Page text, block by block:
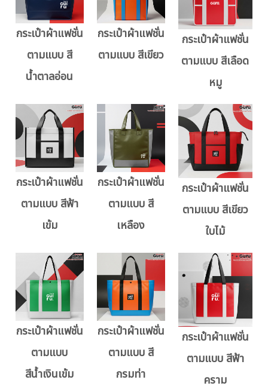
กระเป๋าผ้าแฟชั่น
ตามแบบ สี
น้ำตาลอ่อน
กระเป๋าผ้าแฟชั่น
ตามแบบ สีเขียว
กระเป๋าผ้าแฟชั่น
ตามแบบ สีเลือด
หมู
กระเป๋าผ้าแฟชั่น
ตามแบบ สีฟ้า
เข้ม
กระเป๋าผ้าแฟชั่น
ตามแบบ สี
เหลือง
กระเป๋าผ้าแฟชั่น
ตามแบบ สีเขียว
ใบไม้
กระเป๋าผ้าแฟชั่น
ตามแบบ
สีน้ำเงินเข้ม
กระเป๋าผ้าแฟชั่น
ตามแบบ สี
กรมท่า
กระเป๋าผ้าแฟชั่น
ตามแบบ สีฟ้า
คราม